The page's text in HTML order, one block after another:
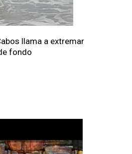
llama a extremar
fondo